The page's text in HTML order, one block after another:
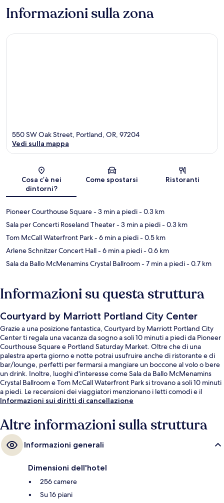
Informazioni sulla zona
Mappa
550 SW Oak Street, Portland, OR, 97204
Vedi sulla mappa
Cosa c’è nei
dintorni?
Come spostarsi Ristoranti
Pioneer Courthouse Square- 3 min a piedi- 0.3 km
Sala per Concerti Roseland Theater- 3 min a piedi- 0.3 km
Tom McCall Waterfront Park- 6 min a piedi- 0.5 km
Arlene Schnitzer Concert Hall- 6 min a piedi- 0.6 km
Sala da Ballo McMenamins Crystal Ballroom- 7 min a piedi- 0.7 km
Informazioni su questa struttura
Courtyard by Marriott Portland City Center
Grazie a una posizione fantastica, Courtyard by Marriott Portland City
Center ti regala una vacanza da sogno a soli 10 minuti a piedi da Pioneer
Courthouse Square e Portland Saturday Market. Oltre che di una
palestra aperta giorno e notte potrai usufruire anche di ristorante e di
bar/lounge, perfetti per fermarsi a mangiare un boccone al volo o bere
un drink. Inoltre, luoghi d'interesse come Sala da Ballo McMenamins
Crystal Ballroom e Tom McCall Waterfront Park si trovano a soli 10 minuti
a piedi. Le recensioni dei viaggiatori menzionano i letti comodi e il
personale gentile. La struttura è comoda per usare i mezzi pubblici:
breve distanza a piedi.
Informazioni sui diritti di cancellazione
Altre informazioni sulla struttura
Informazioni generali
Dimensioni dell'hotel
256 camere
Su 16 piani